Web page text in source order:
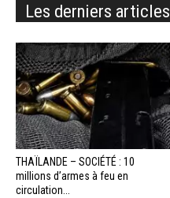
Les derniers articles
THAÏLANDE – SOCIÉTÉ : 10
millions d’armes à feu en
circulation...